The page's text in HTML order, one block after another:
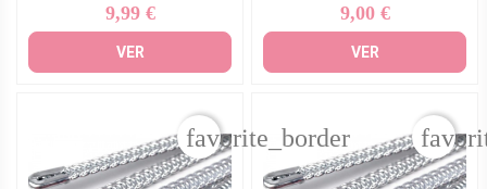
Precio
9,99 €
VER
Precio
9,00 €
VER
favorite_border